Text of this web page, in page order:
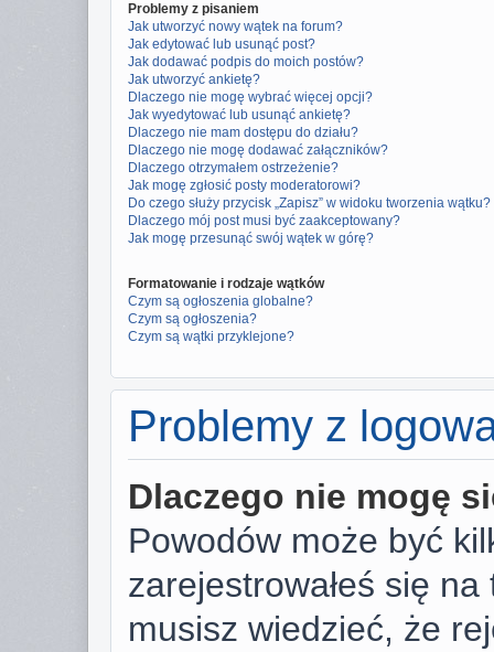
Problemy z pisaniem
Jak utworzyć nowy wątek na forum?
Jak edytować lub usunąć post?
Jak dodawać podpis do moich postów?
Jak utworzyć ankietę?
Dlaczego nie mogę wybrać więcej opcji?
Jak wyedytować lub usunąć ankietę?
Dlaczego nie mam dostępu do działu?
Dlaczego nie mogę dodawać załączników?
Dlaczego otrzymałem ostrzeżenie?
Jak mogę zgłosić posty moderatorowi?
Do czego służy przycisk „Zapisz” w widoku tworzenia wątku?
Dlaczego mój post musi być zaakceptowany?
Jak mogę przesunąć swój wątek w górę?
Formatowanie i rodzaje wątków
Czym są ogłoszenia globalne?
Czym są ogłoszenia?
Czym są wątki przyklejone?
Problemy z
Dlaczego nie mogę
Powodów może być
zarejestrowałeś się
musisz wiedzieć, że